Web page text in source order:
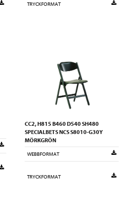
TRYCKFORMAT
CC2, H815 B460 D540 SH480
SPECIALBETS NCS S8010-G30Y
MÖRKGRÖN
WEBBFORMAT
TRYCKFORMAT